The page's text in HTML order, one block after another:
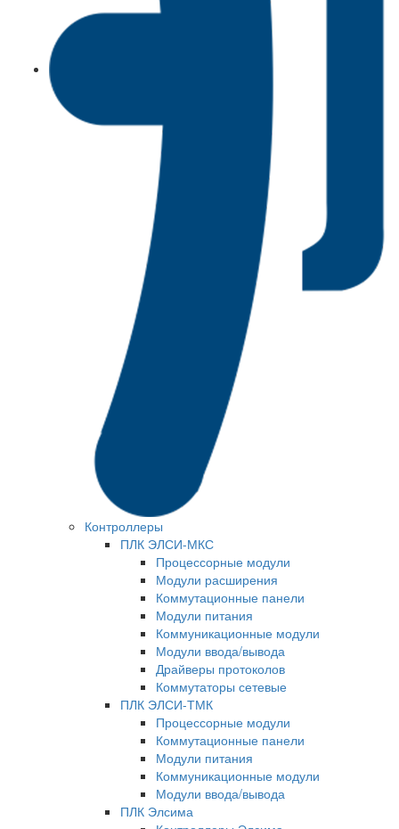
Контроллеры
ПЛК ЭЛСИ-МКС
Процессорные модули
Модули расширения
Коммутационные панели
Модули питания
Коммуникационные модули
Модули ввода/вывода
Драйверы протоколов
Коммутаторы сетевые
ПЛК ЭЛСИ-ТМК
Процессорные модули
Коммутационные панели
Модули питания
Коммуникационные модули
Модули ввода/вывода
ПЛК Элсима